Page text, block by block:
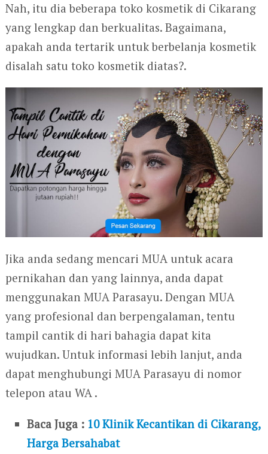
Nah, itu dia beberapa toko kosmetik di Cikarang
yang lengkap dan berkualitas. Bagaimana,
apakah anda tertarik untuk berbelanja kosmetik
disalah satu toko kosmetik diatas?.
Jika anda sedang mencari MUA untuk acara
pernikahan dan yang lainnya, anda dapat
menggunakan MUA Parasayu. Dengan MUA
yang profesional dan berpengalaman, tentu
tampil cantik di hari bahagia dapat kita
wujudkan. Untuk informasi lebih lanjut, anda
dapat menghubungi MUA Parasayu di nomor
telepon atau WA .
Baca Juga : 10 Klinik Kecantikan di Cikarang,
Harga Bersahabat